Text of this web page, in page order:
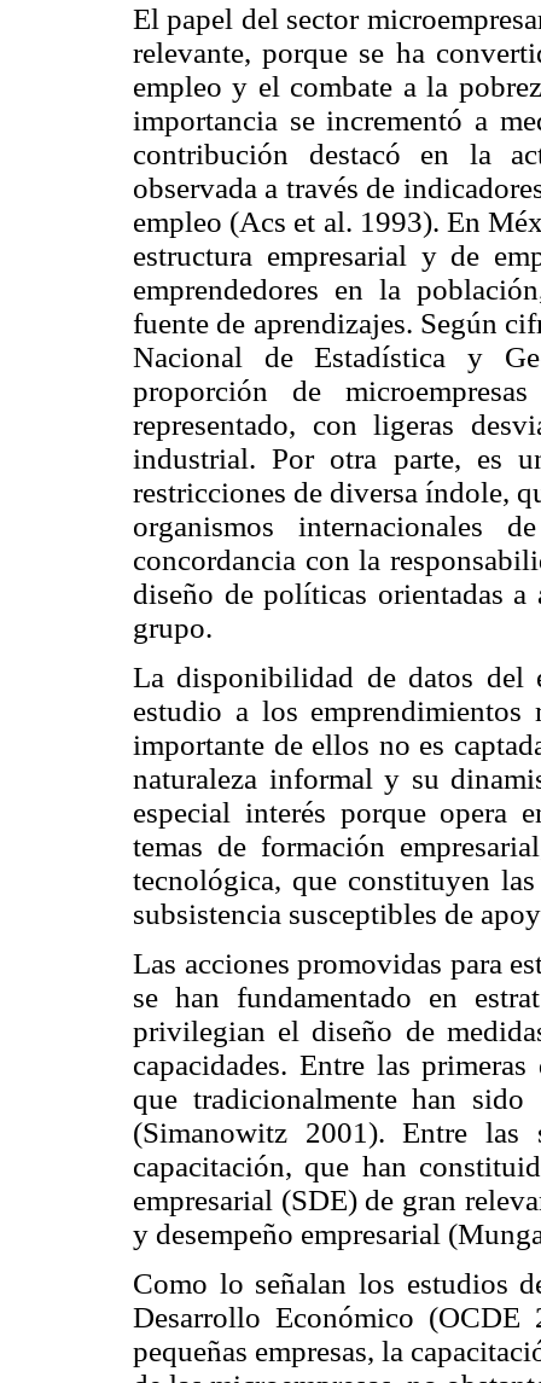
El papel del sector
relevante, porque se ha
empleo y el combate a la
importancia se incrementó a
contribución destacó en la
observada a través de
empleo (Acs et al. 1993). En
estructura empresarial y de
emprendedores en la
fuente de aprendizajes. Según
Nacional de Estadística y
proporción de
representado, con ligeras
industrial. Por otra parte, es
restricciones de diversa índole,
organismos internacionales
concordancia con la
diseño de políticas orientadas
grupo.
La disponibilidad de datos del
estudio a los emprendimientos
importante de ellos no es
naturaleza informal y su
especial interés porque opera
temas de formación
tecnológica, que constituyen
subsistencia susceptibles de
Las acciones promovidas para
se han fundamentado en
privilegian el diseño de
capacidades. Entre las
que tradicionalmente han
(Simanowitz 2001). Entre
capacitación, que han
empresarial (SDE) de gran
y desempeño empresarial
Como lo señalan los estudios
Desarrollo Económico
pequeñas empresas, la